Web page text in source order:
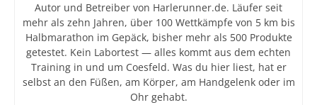
Autor und Betreiber von Harlerunner.de. Läufer seit
mehr als zehn Jahren, über 100 Wettkämpfe von 5 km bis
Halbmarathon im Gepäck, bisher mehr als 500 Produkte
getestet. Kein Labortest — alles kommt aus dem echten
Training in und um Coesfeld. Was du hier liest, hat er
selbst an den Füßen, am Körper, am Handgelenk oder im
Ohr gehabt.